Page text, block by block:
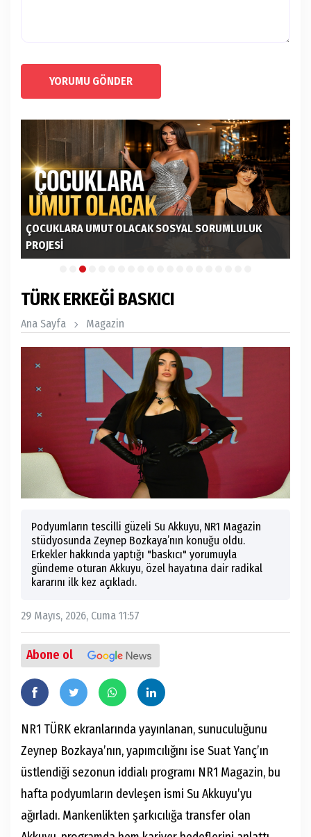
YORUMU GÖNDER
ÇOCUKLARA UMUT OLACAK SOSYAL SORUMLULUK
PROJESİ
TÜRK ERKEĞİ BASKICI
Ana Sayfa Magazin
Podyumların tescilli güzeli Su Akkuyu, NR1 Magazin
stüdyosunda Zeynep Bozkaya’nın konuğu oldu.
Erkekler hakkında yaptığı "baskıcı" yorumuyla
gündeme oturan Akkuyu, özel hayatına dair radikal
kararını ilk kez açıkladı.
29 Mayıs, 2026, Cuma 11:57
Abone ol
NR1 TÜRK ekranlarında yayınlanan, sunuculuğunu
Zeynep Bozkaya’nın, yapımcılığını ise Suat Yanç’ın
üstlendiği sezonun iddialı programı NR1 Magazin, bu
hafta podyumların devleşen ismi Su Akkuyu’yu
ağırladı. Mankenlikten şarkıcılığa transfer olan